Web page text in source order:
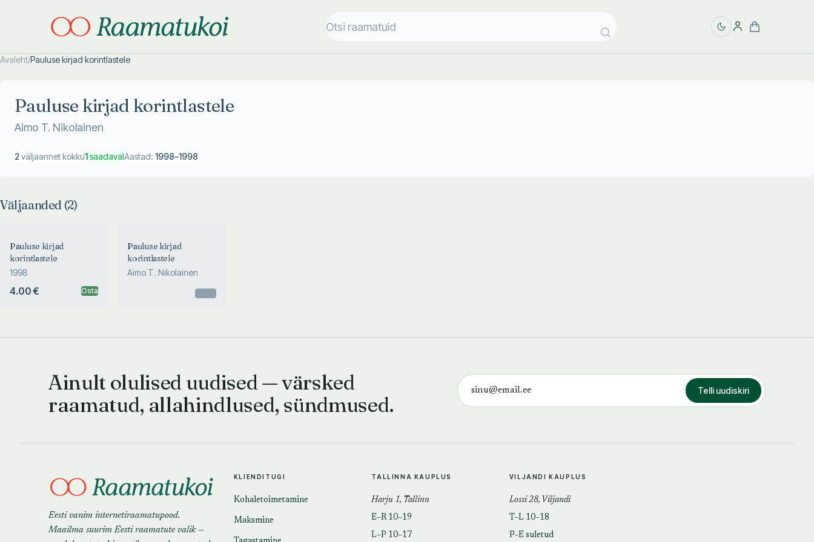
Avaleht/Pauluse kirjad korintlastele
Pauluse kirjad korintlastele
Aimo T. Nikolainen
2väljaannet kokku1saadavalAastad: 1998–1998
Väljaanded (2)
Pauluse kirjad
korintlastele
1998
4.00 € Osta
Pauluse kirjad
korintlastele
Aimo T. Nikolainen
Ainult olulised uudised — värsked
raamatud, allahindlused, sündmused.
Telli uudiskiri
Eesti vanim internetiraamatupood.
Maailma suurim Eesti raamatute valik —
KLIENDITUGI
Kohaletoimetamine
Maksmine
TALLINNA KAUPLUS
Harju 1, Tallinn
E–R 10–19
L–P 10–17
VILJANDI KAUPLUS
Lossi 28, Viljandi
T–L 10–18
P–E suletud